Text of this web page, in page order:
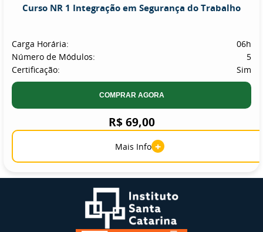
Curso NR 1 Integração em Segurança do Trabalho
Carga Horária:
06h
Número de Módulos:
5
Certificação:
Sim
COMPRAR AGORA
R$ 69,00
Mais Info +